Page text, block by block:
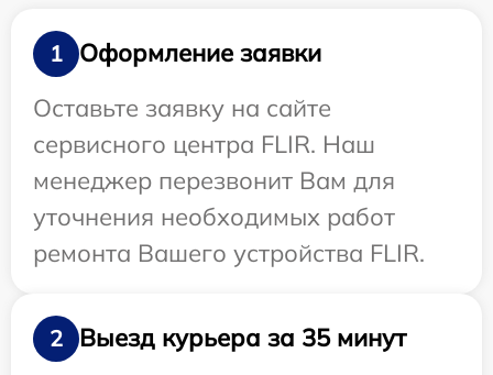
1
Оформление заявки
Оставьте заявку на сайте
сервисного центра FLIR. Наш
менеджер перезвонит Вам для
уточнения необходимых работ
ремонта Вашего устройства FLIR.
2
Выезд курьера за 35 минут